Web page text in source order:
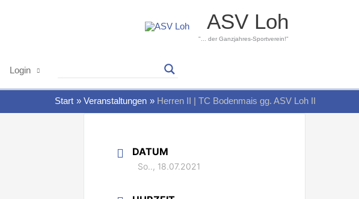
ASV Loh
"... der Ganzjahres-Sportverein!"
Login
Start Veranstaltungen Herren II | TC Bodenmais gg. ASV Loh II
DATUM
So.., 18.07.2021